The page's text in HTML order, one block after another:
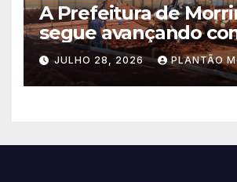
A Prefeitura de
segue avançando
importantes
no Setor Arca de
JULHO 28, 2026 PLANTÃO